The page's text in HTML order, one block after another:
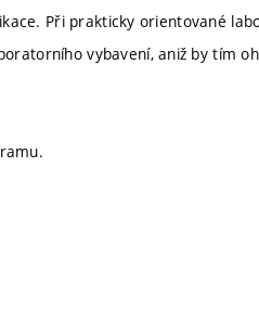
Při prakticky orientované
vybavení, aniž by tím